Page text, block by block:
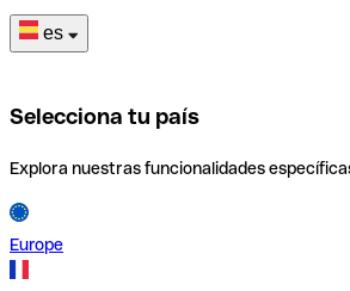
es
Selecciona tu país
Explora nuestras funcionalidades
Europe